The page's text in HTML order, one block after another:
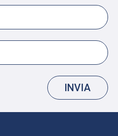
INVIA